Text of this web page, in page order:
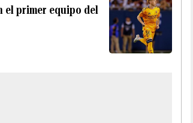
primer equipo del